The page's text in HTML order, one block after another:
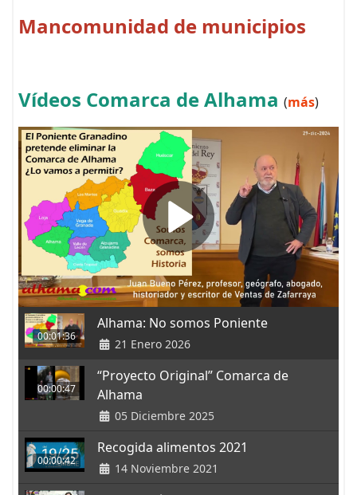
Mancomunidad de municipios
Vídeos Comarca de Alhama (más)
00:01:36
Alhama: No somos Poniente
21 Enero 2026
00:00:47
“Proyecto Original” Comarca de
Alhama
05 Diciembre 2025
00:00:42
Recogida alimentos 2021
14 Noviembre 2021